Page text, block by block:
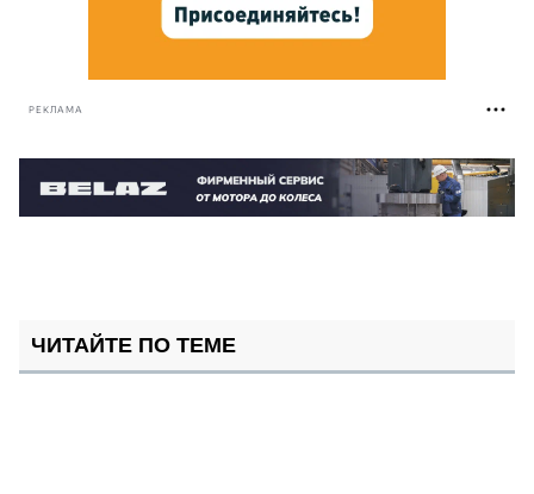
РЕКЛАМА
ЧИТАЙТЕ ПО ТЕМЕ